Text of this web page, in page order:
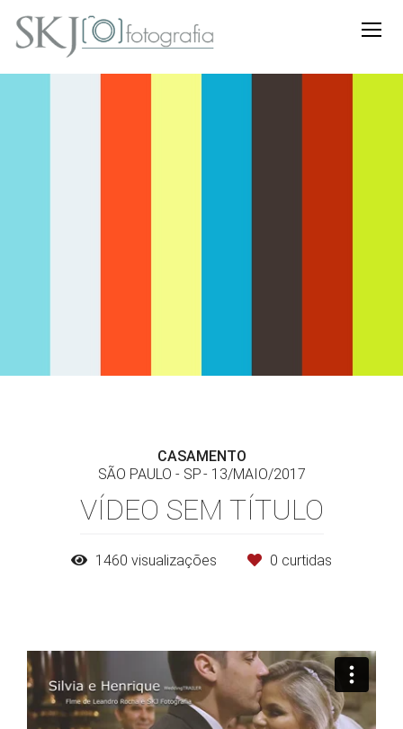
CASAMENTO
SÃO PAULO - SP
13/MAIO/2017
VÍDEO SEM TÍTULO
1460 visualizações 0 curtidas